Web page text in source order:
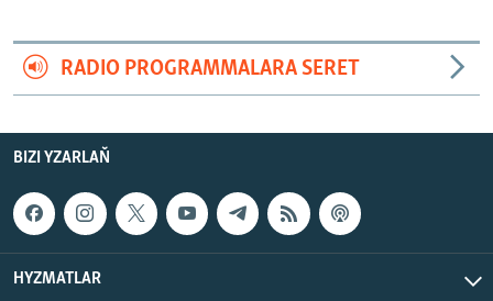
RADIO PROGRAMMALARA SERET
BIZI YZARLAŇ
HYZMATLAR